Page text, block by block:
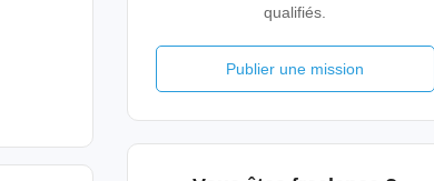
qualifiés.
Publier une mission